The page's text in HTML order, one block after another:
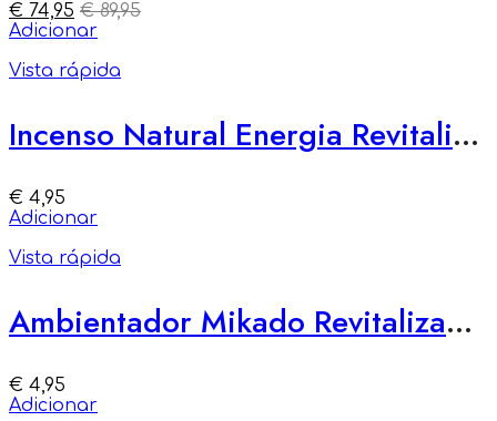
€ 74,95 €89,95
Adicionar
Vista rápida
Incenso Natural Energia Revitalizar
€ 4,95
Adicionar
Vista rápida
Ambientador Mikado Revitalizante – Energia e Inspiração
€ 4,95
Adicionar